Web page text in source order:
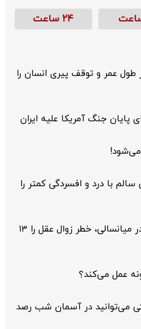
۲۴ ساعت
راز طول عمر و توقف پیری انسان را
پایان جنگ آمریکا علیه ایران
با درد و افسردگی کمتر را
با رعایت این سه مورد در میانسالی، خطر زوال عقل را ۱۳
عمل می‌کند؟
می‌توانید در آسمان شب رصد